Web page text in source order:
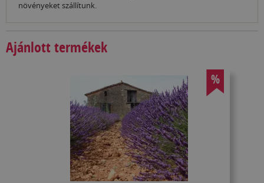
növényeket szállítunk.
Ajánlott termékek
%